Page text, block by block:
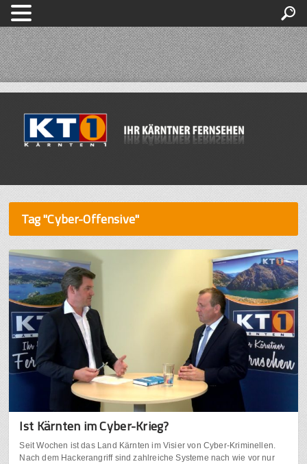
Tag "Cyber-Offensive"
Ist Kärnten im Cyber-Krieg?
Seit Wochen ist das Land Kärnten im Visier von Cyber-Kriminellen.
Nach dem Hackerangriff sind zahlreiche Systeme nach wie vor nur